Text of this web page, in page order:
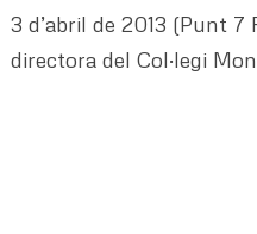
3 d’abril de 2013 (Punt 7
directora del Col·legi